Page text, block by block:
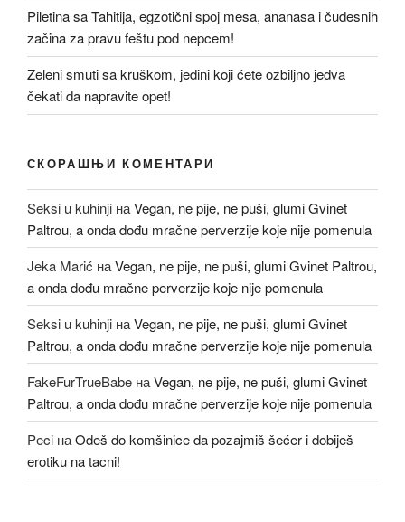
Piletina sa Tahitija, egzotični spoj mesa, ananasa i čudesnih
začina za pravu feštu pod nepcem!
Zeleni smuti sa kruškom, jedini koji ćete ozbiljno jedva
čekati da napravite opet!
СКОРАШЊИ КОМЕНТАРИ
Seksi u kuhinji наVegan, ne pije, ne puši, glumi Gvinet
Paltrou, a onda dođu mračne perverzije koje nije pomenula
Jeka Marić наVegan, ne pije, ne puši, glumi Gvinet Paltrou,
a onda dođu mračne perverzije koje nije pomenula
Seksi u kuhinji наVegan, ne pije, ne puši, glumi Gvinet
Paltrou, a onda dođu mračne perverzije koje nije pomenula
FakeFurTrueBabe наVegan, ne pije, ne puši, glumi Gvinet
Paltrou, a onda dođu mračne perverzije koje nije pomenula
Peci наOdeš do komšinice da pozajmiš šećer i dobiješ
erotiku na tacni!